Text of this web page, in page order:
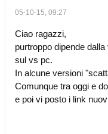
05-10-15, 09:27
Ciao ragazzi,
purtroppo dipende
sul vs pc.
In alcune versioni
Comunque tra oggi e
e poi vi posto i link